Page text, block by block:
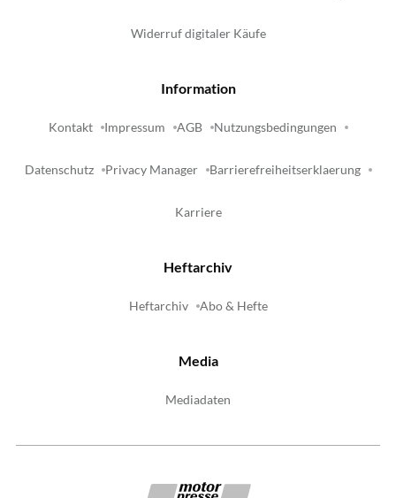
Widerruf digitaler Käufe
Information
Kontakt Impressum AGB Nutzungsbedingungen
Datenschutz Privacy Manager Barrierefreiheitserklaerung
Karriere
Heftarchiv
Heftarchiv Abo & Hefte
Media
Mediadaten